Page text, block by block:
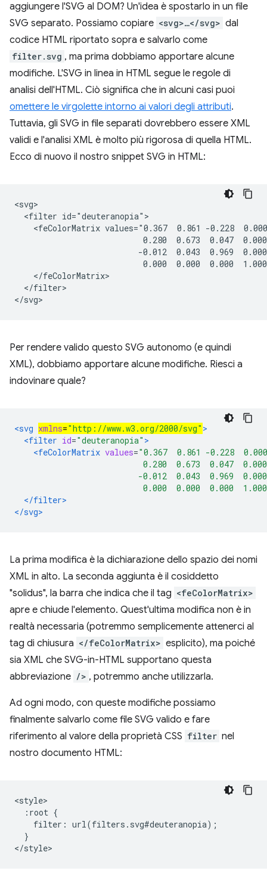
aggiungere l'SVG al DOM? Un'idea è spostarlo in un file
SVG separato. Possiamo copiare <svg>…</svg> dal
codice HTML riportato sopra e salvarlo come
filter.svg , ma prima dobbiamo apportare alcune
modifiche. L'SVG in linea in HTML segue le regole di
analisi dell'HTML. Ciò significa che in alcuni casi puoi
omettere le virgolette intorno ai valori degli attributi.
Tuttavia, gli SVG in file separati dovrebbero essere XML
validi e l'analisi XML è molto più rigorosa di quella HTML.
Ecco di nuovo il nostro snippet SVG in HTML:
<svg>
  <filter id="deuteranopia">
<feColorMatrix values="0.367  0.861 -0.228
0.280  0.673  0.047
-0.012  0.043  0.969
0.000  0.000  0.000
    </feColorMatrix>
  </filter>
Per rendere valido questo SVG autonomo (e quindi
XML), dobbiamo apportare alcune modifiche. Riesci a
indovinare quale?
<svg xmlns="http://www.w3.org/2000/svg" >
<filter id="deuteranopia" >
<feColorMatrix values="0.367  0.861 -0.228
0.280  0.673  0.047  0.000
-0.012  0.043  0.969  0.000
0.000  0.000  0.000  1.000
</filter>
</svg>
La prima modifica è la dichiarazione dello spazio dei nomi
XML in alto. La seconda aggiunta è il cosiddetto
"solidus", la barra che indica che il tag <feColorMatrix>
apre e chiude l'elemento. Quest'ultima modifica non è in
realtà necessaria (potremmo semplicemente attenerci al
tag di chiusura </feColorMatrix> esplicito), ma poiché
sia XML che SVG-in-HTML supportano questa
abbreviazione /> , potremmo anche utilizzarla.
Ad ogni modo, con queste modifiche possiamo
finalmente salvarlo come file SVG valido e fare
riferimento al valore della proprietà CSS filter nel
nostro documento HTML:
<style>
  :root {
    filter: url(filters.svg#deuteranopia);
  }